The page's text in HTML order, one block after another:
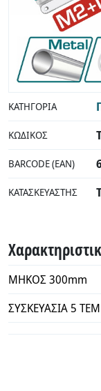
INDUSTRIAL
ΚΑΤΗΓΟΡΊΑ
ΚΩΔΙΚΌΣ
BARCODE (EAN)
ΚΑΤΑΣΚΕΥΑΣΤΉΣ
ΜΗΚΟΣ 300mm
ΣΥΣΚΕΥΑΣΙΑ 5 ΤΕΜ